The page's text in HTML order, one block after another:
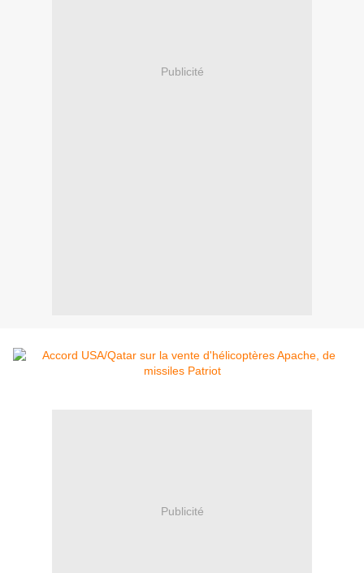
Publicité
Publicité